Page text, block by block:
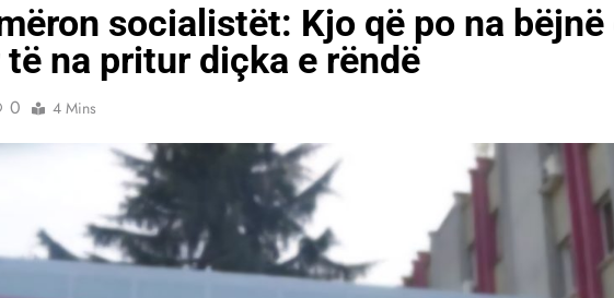
socialistët: Kjo që po na
na pritur diçka e rëndë
0 4 Mins